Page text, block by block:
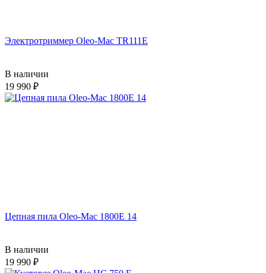
Электротриммер Oleo-Mac TR111E
В наличии
19 990
Цепная пила Oleo-Mac 1800Е 14
В наличии
19 990